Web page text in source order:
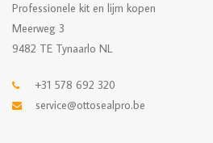
Professionele kit en lijm kopen
Meerweg 3
9482 TE Tynaarlo NL
+31 578 692 320
service@ottosealpro.be